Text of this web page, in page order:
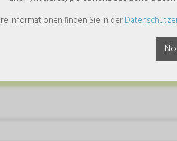
Informationen finden Sie in der